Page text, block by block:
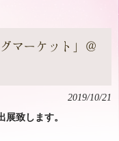
マーケット」＠
2019/10/21
展致します。